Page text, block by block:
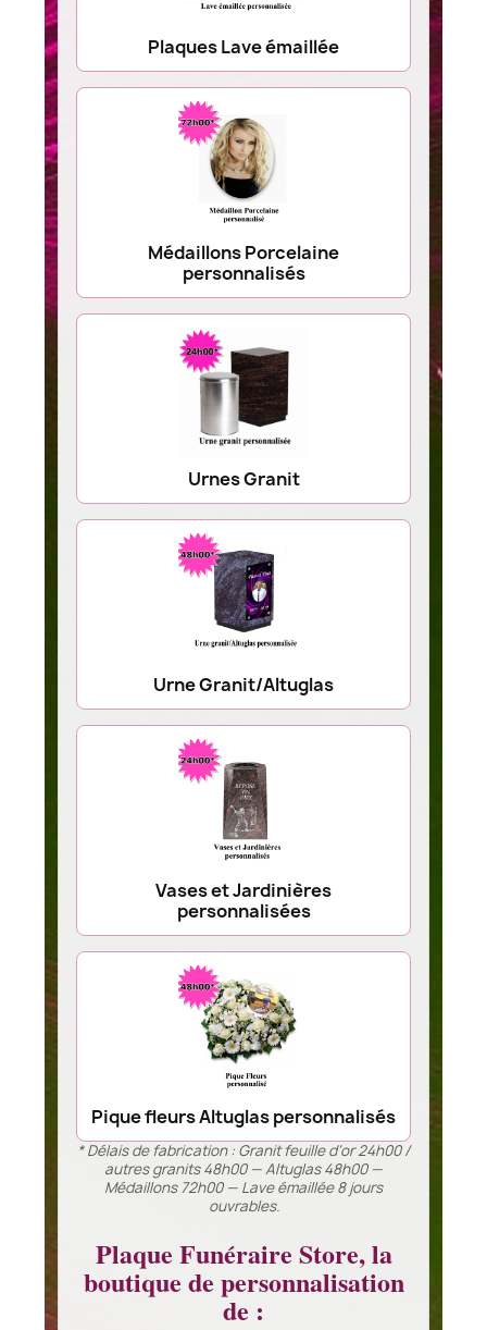
Plaques Lave émaillée
Médaillons Porcelaine
personnalisés
Urnes Granit
Urne Granit/Altuglas
Vases et Jardinières
personnalisées
Pique fleurs Altuglas personnalisés
* Délais de fabrication : Granit feuille d’or 24h00 /
autres granits 48h00 — Altuglas 48h00 —
Médaillons 72h00 — Lave émaillée 8 jours
ouvrables.
Plaque Funéraire Store, la
boutique de personnalisation
de :